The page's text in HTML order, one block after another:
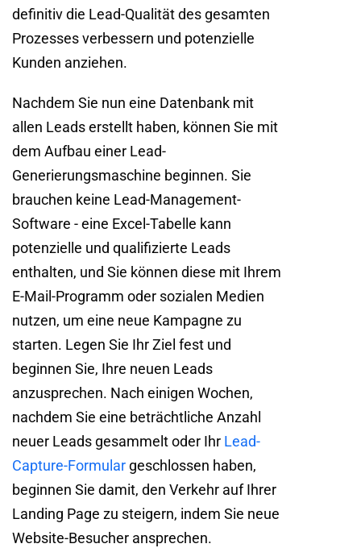
definitiv die Lead-Qualität des gesamten
Prozesses verbessern und potenzielle
Kunden anziehen.
Nachdem Sie nun eine Datenbank mit
allen Leads erstellt haben, können Sie mit
dem Aufbau einer Lead-
Generierungsmaschine beginnen. Sie
brauchen keine Lead-Management-
Software - eine Excel-Tabelle kann
potenzielle und qualifizierte Leads
enthalten, und Sie können diese mit Ihrem
E-Mail-Programm oder sozialen Medien
nutzen, um eine neue Kampagne zu
starten. Legen Sie Ihr Ziel fest und
beginnen Sie, Ihre neuen Leads
anzusprechen. Nach einigen Wochen,
nachdem Sie eine beträchtliche Anzahl
neuer Leads gesammelt oder Ihr Lead-
Capture-Formular geschlossen haben,
beginnen Sie damit, den Verkehr auf Ihrer
Landing Page zu steigern, indem Sie neue
Website-Besucher ansprechen.